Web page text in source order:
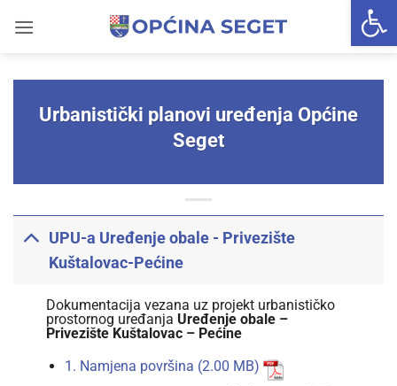
Urbanistički planovi uređenja Općine
Seget
UPU-a Uređenje obale - Privezište
Kuštalovac-Pećine
Dokumentacija vezana uz projekt urbanističko
prostornog uređanja Uređenje obale –
Privezište Kuštalovac – Pećine
1. Namjena površina